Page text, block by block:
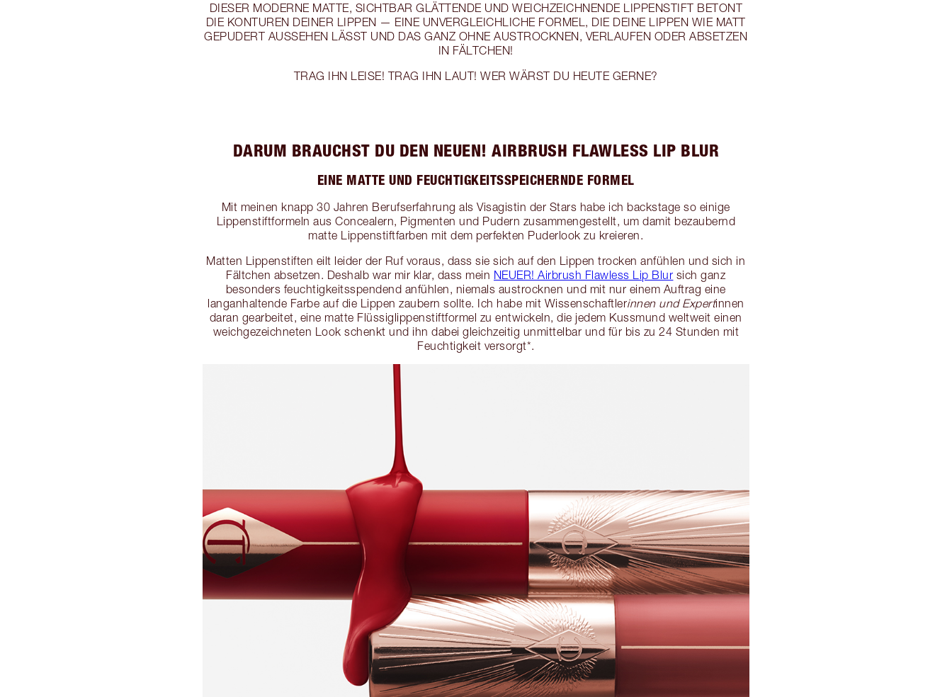
DIESER MODERNE MATTE, SICHTBAR GLÄTTENDE UND WEICHZEICHNENDE LIPPENSTIFT BETONT
DIE KONTUREN DEINER LIPPEN — EINE UNVERGLEICHLICHE FORMEL, DIE DEINE LIPPEN WIE MATT
GEPUDERT AUSSEHEN LÄSST UND DAS GANZ OHNE AUSTROCKNEN, VERLAUFEN ODER ABSETZEN
IN FÄLTCHEN!
TRAG IHN LEISE! TRAG IHN LAUT! WER WÄRST DU HEUTE GERNE?
DARUM BRAUCHST DU DEN NEUEN! AIRBRUSH FLAWLESS LIP BLUR
EINE MATTE UND FEUCHTIGKEITSSPEICHERNDE FORMEL
Mit meinen knapp 30 Jahren Berufserfahrung als Visagistin der Stars habe ich backstage so einige
Lippenstiftformeln aus Concealern, Pigmenten und Pudern zusammengestellt, um damit bezaubernd
matte Lippenstiftfarben mit dem perfekten Puderlook zu kreieren.
Matten Lippenstiften eilt leider der Ruf voraus, dass sie sich auf den Lippen trocken anfühlen und sich in
Fältchen absetzen. Deshalb war mir klar, dass mein NEUER! Airbrush Flawless Lip Blur sich ganz
besonders feuchtigkeitsspendend anfühlen, niemals austrocknen und mit nur einem Auftrag eine
langanhaltende Farbe auf die Lippen zaubern sollte. Ich habe mit Wissenschaftlerinnen und Expertinnen
daran gearbeitet, eine matte Flüssiglippenstiftformel zu entwickeln, die jedem Kussmund weltweit einen
weichgezeichneten Look schenkt und ihn dabei gleichzeitig unmittelbar und für bis zu 24 Stunden mit
Feuchtigkeit versorgt*.